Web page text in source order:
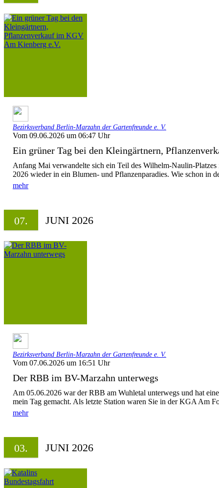
Bezirksverband Berlin-Marzahn der Gartenfreunde e. V.
Vom 09.06.2026 um 06:47 Uhr
Ein grüner Tag bei den Kleingärtnern,
Anfang Mai verwandelte sich ein Teil des Wilhelm-Naulin-
2026 wieder in ein Blumen- und Pflanzenparadies. Wie schon in
mehr
07. JUNI 2026
Bezirksverband Berlin-Marzahn der Gartenfreunde e. V.
Vom 07.06.2026 um 16:51 Uhr
Der RBB im BV-Marzahn unterwegs
Am 05.06.2026 war der RBB am Wuhletal unterwegs und hat
mein Tag gemacht. Als letzte Station waren Sie in der KGA Am
mehr
03. JUNI 2026